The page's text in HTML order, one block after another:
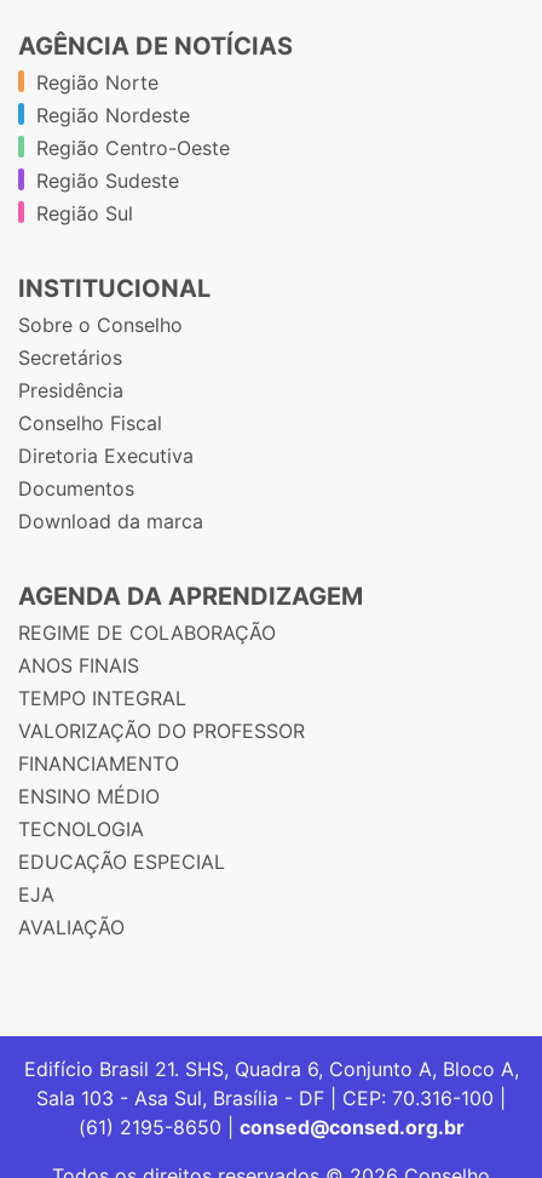
AGÊNCIA DE NOTÍCIAS
Região Norte
Região Nordeste
Região Centro-Oeste
Região Sudeste
Região Sul
INSTITUCIONAL
Sobre o Conselho
Secretários
Presidência
Conselho Fiscal
Diretoria Executiva
Documentos
Download da marca
AGENDA DA APRENDIZAGEM
REGIME DE COLABORAÇÃO
ANOS FINAIS
TEMPO INTEGRAL
VALORIZAÇÃO DO PROFESSOR
FINANCIAMENTO
ENSINO MÉDIO
TECNOLOGIA
EDUCAÇÃO ESPECIAL
EJA
AVALIAÇÃO
Edifício Brasil 21. SHS, Quadra 6, Conjunto A, Bloco A,
Sala 103 - Asa Sul, Brasília - DF | CEP: 70.316-100 |
(61) 2195-8650 | consed@consed.org.br